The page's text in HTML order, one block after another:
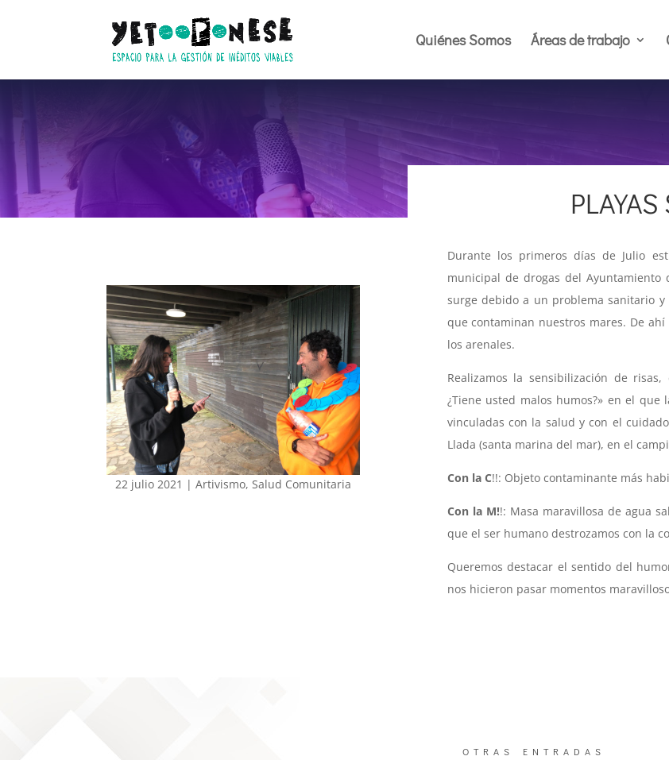
Quiénes Somos Áreas de trabajo
22 julio 2021 |Artivismo,Salud Comunitaria
Durante los primeros días de Julio
municipal de drogas del Ayuntamiento
surge debido a un problema sanitario
que contaminan nuestros mares. De
los arenales.
Realizamos la sensibilización de
¿Tiene usted malos humos?» en el
vinculadas con la salud y con el
Llada (santa marina del mar), en el
Con la C!!: Objeto contaminante más
Con la M!!: Masa maravillosa de agua
que el ser humano destrozamos con la
Queremos destacar el sentido del
nos hicieron pasar momentos
OTRAS ENTRADAS